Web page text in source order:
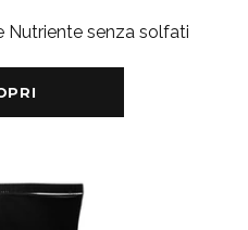
Nutriente senza solfati